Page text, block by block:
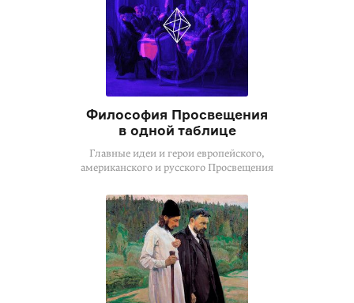
Философия Просвещения
в одной таблице
Главные идеи и герои европейского,
американского и русского Просвещения